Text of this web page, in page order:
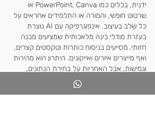
ידנית, בכלים כמו PowerPoint, Canva או
שרטוט חופשי, והמורה או התלמידים אחראים על
כל שלב בעיצוב. אינפוגרפיקה עם AI נוצרת
בעזרת מודלי בינה מלאכותית שמציעים מבנה
חזותי, מסייעים בניסוח כותרות וטקסטים קצרים,
ואף מייצרים איורים ואייקונים. היתרון הוא מהירות
וגמישות, אבל האחריות על בחירת הנתונים,
המסר והדיוק נשארת אצל המורה והלומדים.